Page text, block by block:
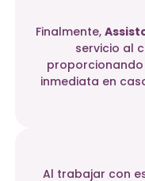
Finalmente,
servicio al
inmediata en
Al trabajar con